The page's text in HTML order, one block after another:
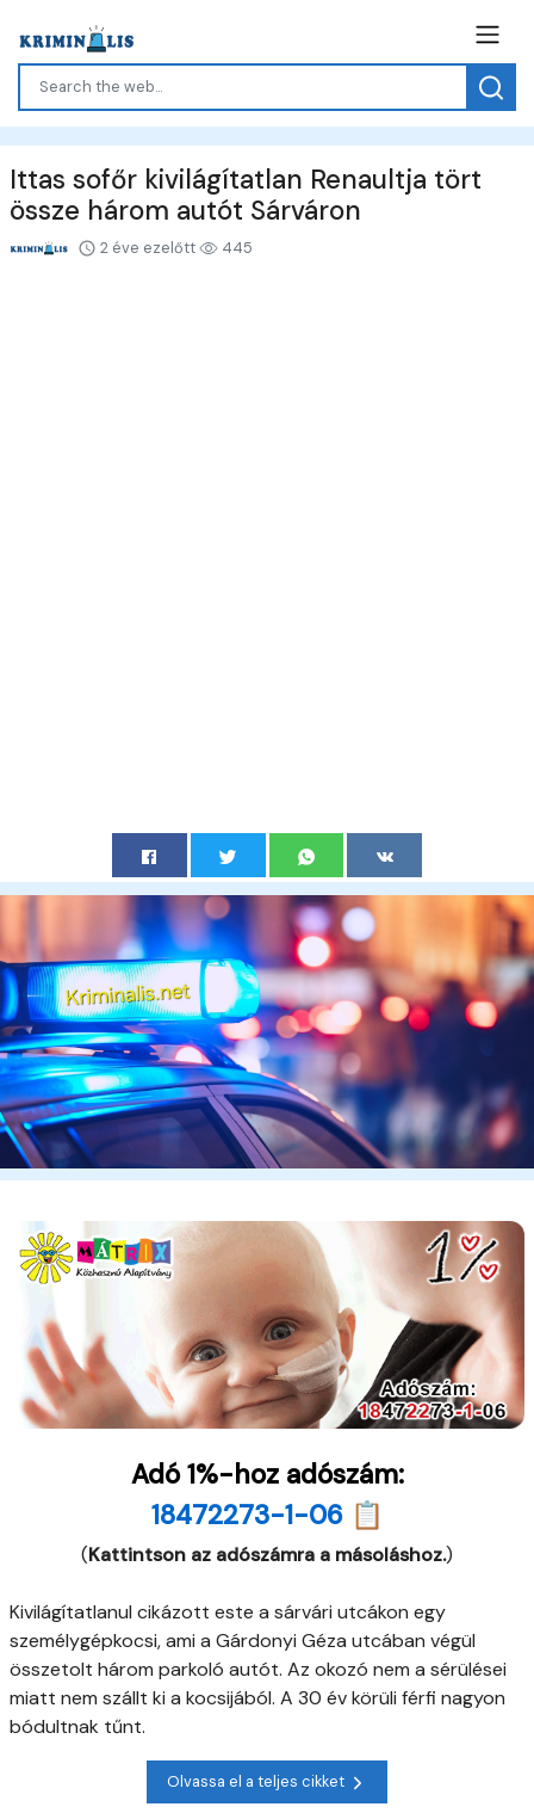
Ittas sofőr kivilágítatlan Renaultja tört
össze három autót Sárváron
2 éve ezelőtt 445
Adó 1%-hoz adószám:
18472273-1-06 📋
(Kattintson az adószámra a másoláshoz.)
Kivilágítatlanul cikázott este a sárvári utcákon egy
személygépkocsi, ami a Gárdonyi Géza utcában végül
összetolt három parkoló autót. Az okozó nem a sérülései
miatt nem szállt ki a kocsijából. A 30 év körüli férfi nagyon
bódultnak tűnt.
Olvassa el a teljes cikket